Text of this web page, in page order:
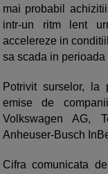
mai probabil
intr-un ritm lent
accelereze in
sa scada in perioada
Potrivit surselor, la
emise de
Volkswagen AG,
Anheuser-Busch
Cifra comunicata